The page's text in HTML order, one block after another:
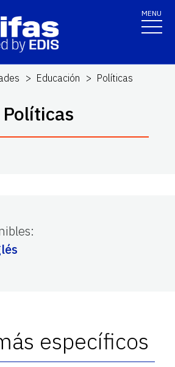
MENU
Educación Políticas
Políticas
:
específicos